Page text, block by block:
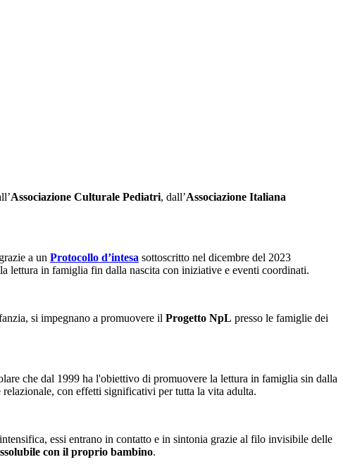
Associazione Culturale Pediatri, dall’Associazione Italiana
grazie a un Protocollo d’intesa sottoscritto nel dicembre del 2023
lettura in famiglia fin dalla nascita con iniziative e eventi coordinati.
si impegnano a promuovere il Progetto NpL presso le famiglie dei
che dal 1999 ha l'obiettivo di promuovere la lettura in famiglia sin dalla
con effetti significativi per tutta la vita adulta.
essi entrano in contatto e in sintonia grazie al filo invisibile delle
con il proprio bambino.